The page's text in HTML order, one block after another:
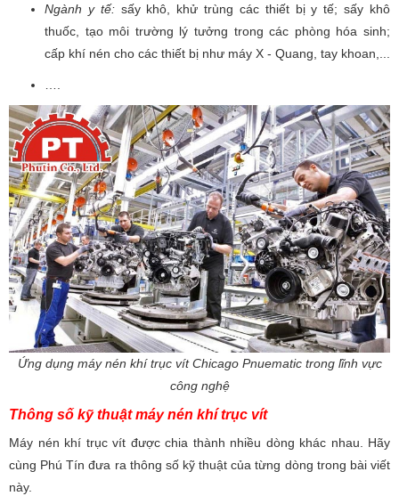
Ngành y tế:sấy khô, khử trùng các thiết bị y tế; sấy khô
thuốc, tạo môi trường lý tưởng trong các phòng hóa sinh;
cấp khí nén cho các thiết bị như máy X - Quang, tay khoan,...
Ứng dụng máy nén khí trục vít Chicago Pnuematic trong lĩnh vực
công nghệ
Thông số kỹ thuật máy nén khí trục vít
Máy nén khí trục vít được chia thành nhiều dòng khác nhau. Hãy
cùng Phú Tín đưa ra thông số kỹ thuật của từng dòng trong bài viết
này.